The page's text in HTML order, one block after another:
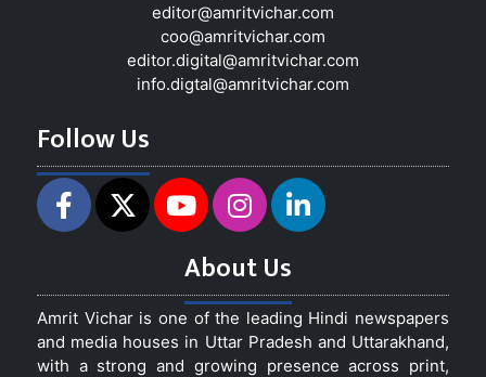
editor@amritvichar.com
coo@amritvichar.com
editor.digital@amritvichar.com
info.digtal@amritvichar.com
Follow Us
About Us
Amrit Vichar is one of the leading Hindi newspapers
and media houses in Uttar Pradesh and Uttarakhand,
with a strong and growing presence across print,